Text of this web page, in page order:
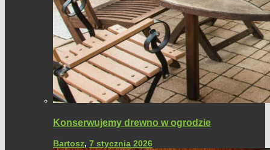
Konserwujemy drewno w ogrodzie
Bartosz, 7 stycznia 2026